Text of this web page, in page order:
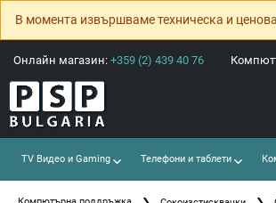
В момента извършваме техническа и
Онлайн магазин: +359 (2) 439 40 76
TV Видео и Gaming Телефони и таблети